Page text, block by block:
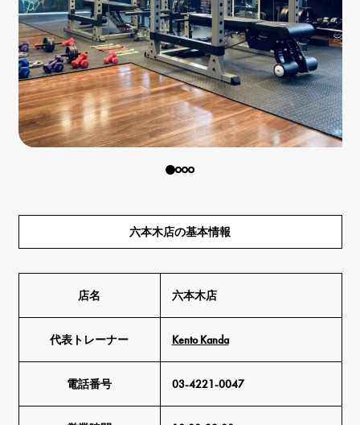
六本木店の基本情報
店名 六本木店
代表トレーナー Kento Kanda
電話番号 03-4221-0047